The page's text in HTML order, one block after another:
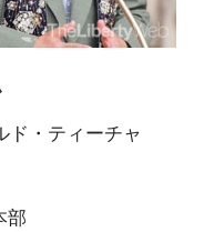
ド・ティーチャ
部